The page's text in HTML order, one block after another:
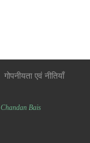
गोपनीयता एवं नीतियाँ
Chandan Bais